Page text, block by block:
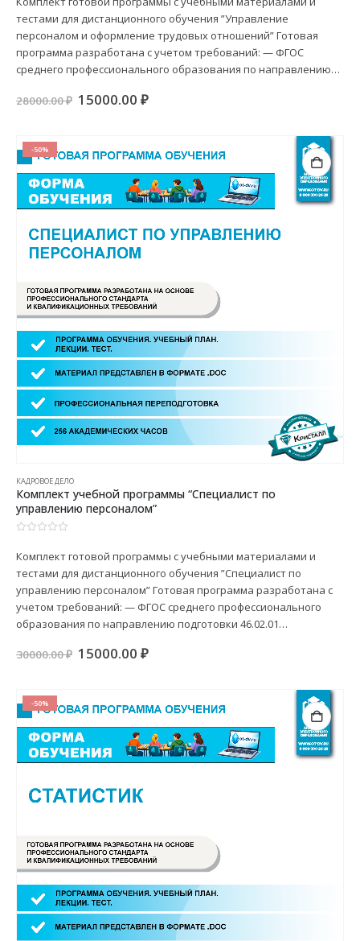
тестами для дистанционного обучения ”Управление
персоналом и оформление трудовых отношений” Готовая
программа разработана с учетом требований: — ФГОС
среднего профессионального образования по направлению…
28000.00₽ Первоначальная
15000.00 ₽Текущая
-50%
КАДРОВОЕ ДЕЛО
Комплект учебной программы “Специалист по
управлению персоналом”
Комплект готовой программы с учебными материалами и
тестами для дистанционного обучения ”Специалист по
управлению персоналом” Готовая программа разработана с
учетом требований: — ФГОС среднего профессионального
образования по направлению подготовки 46.02.01…
30000.00₽ Первоначальная
15000.00 ₽Текущая
-50%